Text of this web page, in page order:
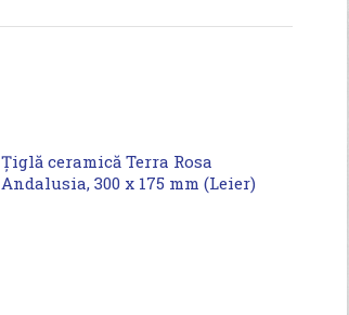
Țiglă ceramică Terra Rosa
Andalusia, 300 x 175 mm (Leier)